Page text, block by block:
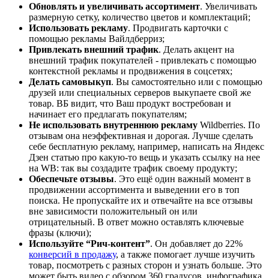
Обновлять и увеличивать ассортимент. Увеличивать
размерную сетку, количество цветов и комплектаций;
Использовать рекламу. Продвигать карточки с
помощью рекламы Вайлдберриз;
Привлекать внешний трафик. Делать акцент на
внешний трафик покупателей - привлекать с помощью
контекстной рекламы и продвижения в соцсетях;
Делать самовыкуп. Вы самостоятельно или с помощью
друзей или специальных серверов выкупаете свой же
товар. ВБ видит, что Ваш продукт востребован и
начинает его предлагать покупателям;
Не использовать внутреннюю рекламу Wildberries. По
отзывам она неэффективная и дорогая. Лучше сделать
себе бесплатную рекламу, например, написать на Яндекс
Дзен статью про какую-то вещь и указать ссылку на нее
на WB: так вы создадите трафик своему продукту;
Обеспечьте отзывы. Это ещё один важный момент в
продвижении ассортимента и выведении его в топ
поиска. Не пропускайте их и отвечайте на все отзывы
вне зависимости положительный он или
отрицательный. В ответ можно оставлять ключевые
фразы (ключи);
Используйте “Рич-контент”. Он добавляет до 22%
конверсий в продажу, а также помогает лучше изучить
товар, посмотреть с разных сторон и узнать больше. Это
может быть видео с обзором 360 градусов, инфографика